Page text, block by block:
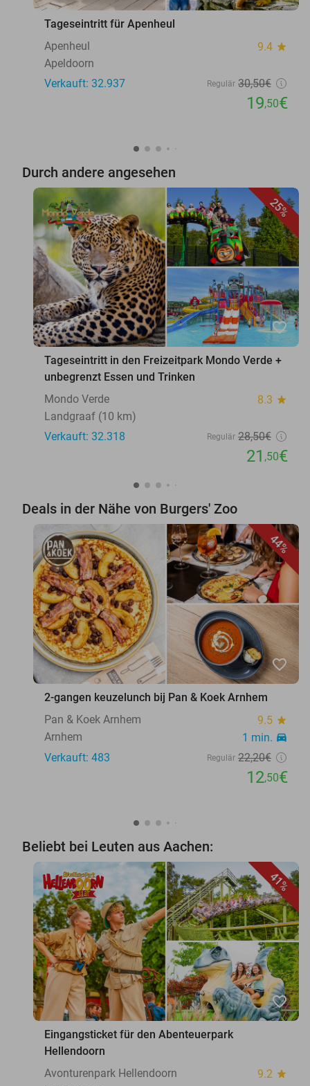
Tageseintritt für Apenheul
Apenheul
9.4 star
Apeldoorn
Verkauft: 32.937
Regulär 30,50€
19,50€
Durch andere angesehen
25%
favorite_border
Tageseintritt in den Freizeitpark Mondo Verde +
unbegrenzt Essen und Trinken
Mondo Verde
8.3 star
Landgraaf (10 km)
Verkauft: 32.318
Regulär 28,50€
21 ,50€
Deals in der Nähe von Burgers' Zoo
44%
favorite_border
2-gangen keuzelunch bij Pan & Koek Arnhem
Pan & Koek Arnhem
9.5 star
Arnhem 1 min. directions_car
Verkauft: 483 Regulär 22,20€
12,50€
Beliebt bei Leuten aus Aachen:
41%
favorite_border
Eingangsticket für den Abenteuerpark
Hellendoorn
Avonturenpark Hellendoorn
9.2 star